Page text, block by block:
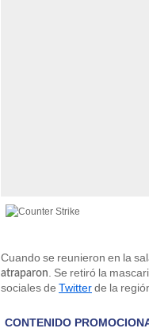
Cuando se reunieron en la
atraparon
. Se retiró la
sociales de Twitterde la